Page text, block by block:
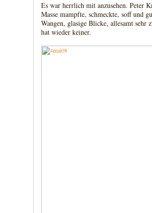
Es war herrlich mit anzusehen. Peter
Masse mampfte, schmeckte, soff und
Wangen, glasige Blicke, allesamt sehr
hat wieder keiner.